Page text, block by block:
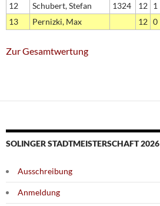
12
Schubert, Stefan 1324 12 1
13
Pernizki, Max 12 0
Zur Gesamtwertung
SOLINGER STADTMEISTERSCHAFT 2026
Ausschreibung
Anmeldung